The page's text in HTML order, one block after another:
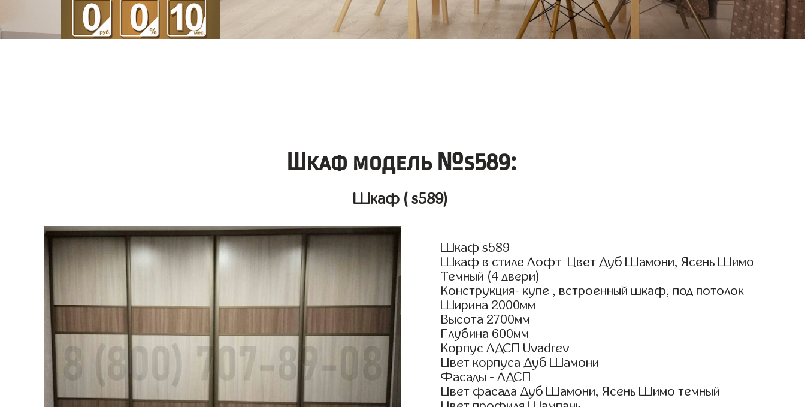
Шкаф модель №s589:
Шкаф ( s589)
Шкаф s589
Шкаф в стиле Лофт Цвет Дуб Шамони, Ясень Шимо
Темный (4 двери)
Конструкция- купе , встроенный шкаф, под потолок
Ширина 2000мм
Высота 2700мм
Глубина 600мм
Корпус ЛДСП Uvadrev
Цвет корпуса Дуб Шамони
Фасады - ЛДСП
Цвет фасада Дуб Шамони, Ясень Шимо темный